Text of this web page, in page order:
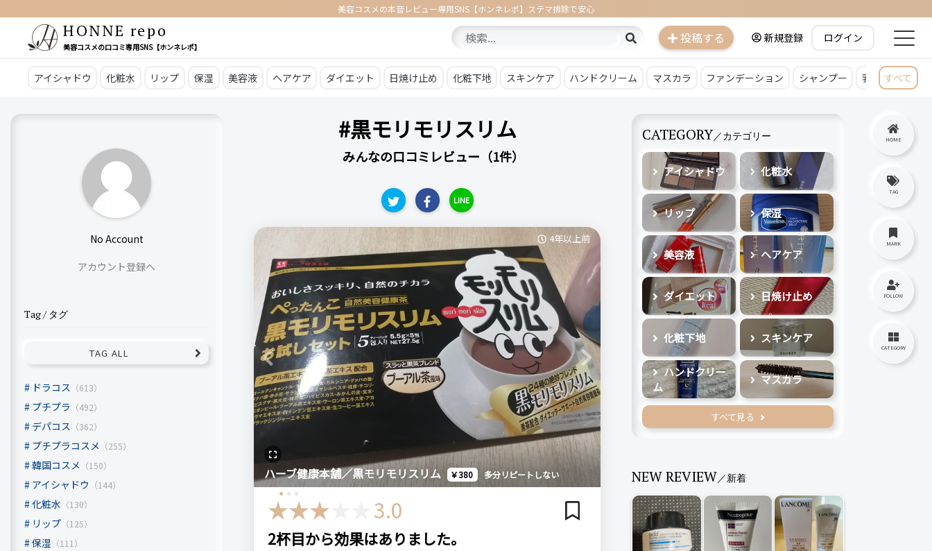
美容コスメの本音レビュー専用SNS【ホンネレポ】ステマ排除で安心
HONNE repo
美容コスメの口コミ専用SNS【ホンネレポ】
投稿する 新規登録 ログイン
アイシャドウ 化粧水 リップ 保湿 美容液 ヘアケア ダイエット 日焼け止め 化粧下地 スキンケア ハンドクリーム マスカラ ファンデーション シャンプー 乳液 クレン
すべて
No Account
アカウント登録へ
Tag / タグ
TAG ALL
ドラコス （613）
プチプラ （492）
デパコス （362）
プチプラコスメ （255）
韓国コスメ （150）
アイシャドウ （144）
化粧水 （130）
リップ （125）
保湿 （111）
#黒モリモリスリム
みんなの口コミレビュー（1件）
LINE
Previous Next
4年以上前
ハーブ健康本舗／黒モリモリスリム ￥380 多分リピートしない
3.0
2杯目から効果はありました。
CATEGORY／カテゴリー
アイシャドウ 化粧水
リップ 保湿
美容液 ヘアケア
ダイエット 日焼け止め
化粧下地 スキンケア
ハンドクリー
ム
マスカラ
すべて見る
NEW REVIEW／新着
HOME
TAG
MARK
FOLLOW
CATEGORY